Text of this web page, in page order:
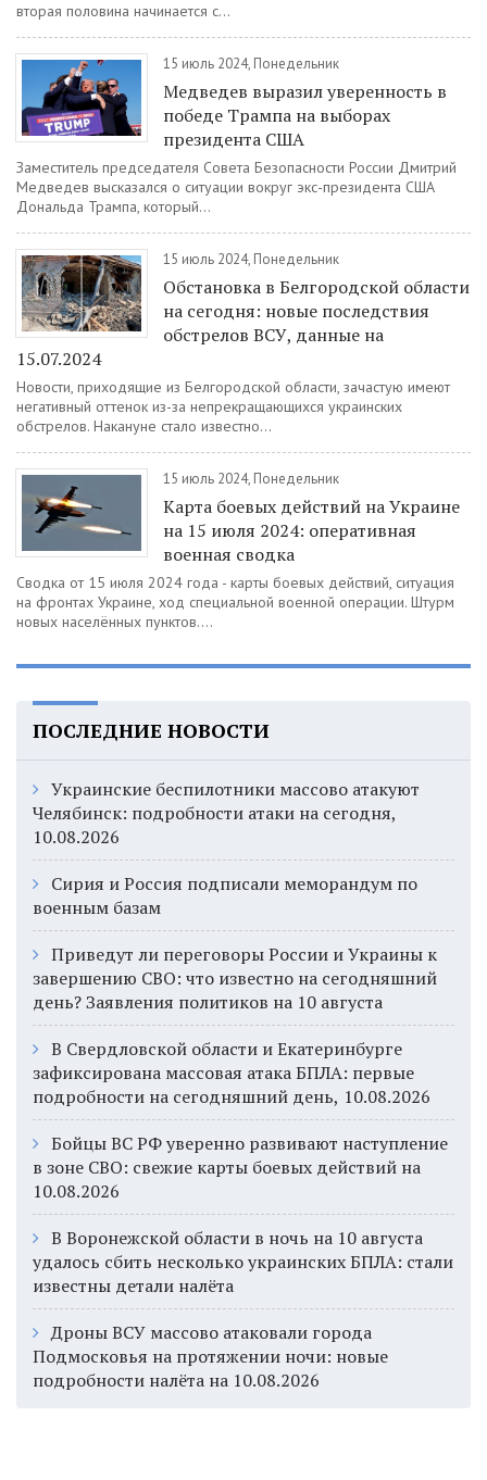
вторая половина начинается с...
15 июль 2024, Понедельник
Медведев выразил уверенность в
победе Трампа на выборах
президента США
Заместитель председателя Совета Безопасности России Дмитрий
Медведев высказался о ситуации вокруг экс-президента США
Дональда Трампа, который...
15 июль 2024, Понедельник
Обстановка в Белгородской области
на сегодня: новые последствия
обстрелов ВСУ, данные на
15.07.2024
Новости, приходящие из Белгородской области, зачастую имеют
негативный оттенок из-за непрекращающихся украинских
обстрелов. Накануне стало известно...
15 июль 2024, Понедельник
Карта боевых действий на Украине
на 15 июля 2024: оперативная
военная сводка
Сводка от 15 июля 2024 года - карты боевых действий, ситуация
на фронтах Украине, ход специальной военной операции. Штурм
новых населённых пунктов....
ПОСЛЕДНИЕ НОВОСТИ
Украинские беспилотники массово атакуют
Челябинск: подробности атаки на сегодня,
10.08.2026
Сирия и Россия подписали меморандум по
военным базам
Приведут ли переговоры России и Украины к
завершению СВО: что известно на сегодняшний
день? Заявления политиков на 10 августа
В Свердловской области и Екатеринбурге
зафиксирована массовая атака БПЛА: первые
подробности на сегодняшний день, 10.08.2026
Бойцы ВС РФ уверенно развивают наступление
в зоне СВО: свежие карты боевых действий на
10.08.2026
В Воронежской области в ночь на 10 августа
удалось сбить несколько украинских БПЛА: стали
известны детали налёта
Дроны ВСУ массово атаковали города
Подмосковья на протяжении ночи: новые
подробности налёта на 10.08.2026